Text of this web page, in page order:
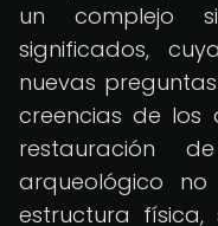
un complejo
significados,
nuevas
creencias de los
restauración
arqueológico
estructura física,